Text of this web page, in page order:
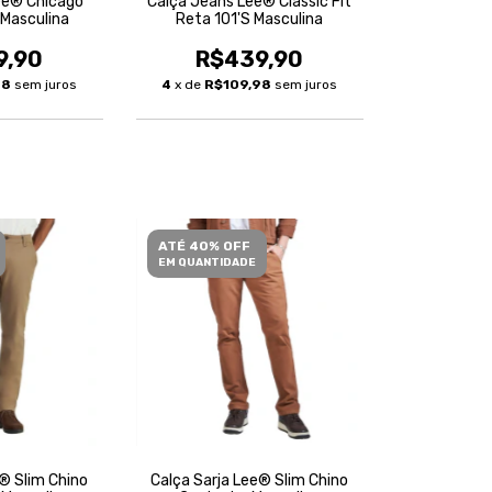
sem juros
Reta 101'S Masculina
R$439,90
4 x de R$109,98 sem juros
Slim Chino
ATÉ 40% OFF
EM QUANTIDADE
Calça Sarja Lee® Slim Chino